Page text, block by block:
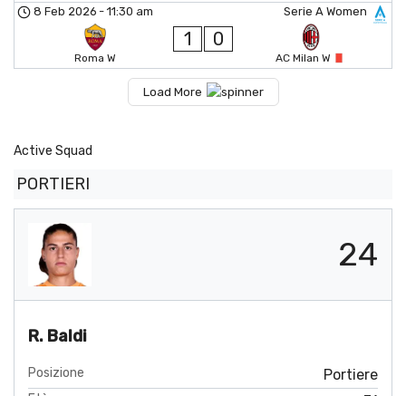
Serie A Women
8 Feb 2026 - 11:30 am
Roma W
1 0
AC Milan W
Load More
Active Squad
PORTIERI
24
R. Baldi
Posizione Portiere